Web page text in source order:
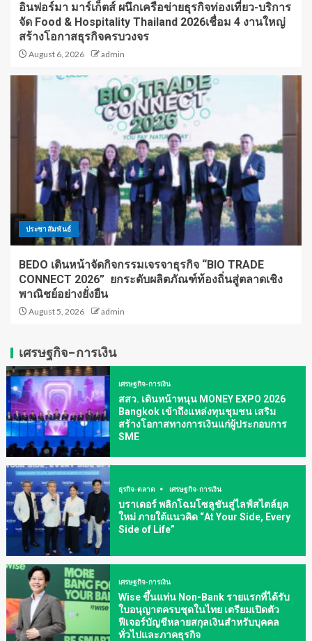
อินฟอร์มา มาร์เก็ตส์ ผนึกเครือข่ายธุรกิจท่องเที่ยว-บริการ
จัด Food & Hospitality Thailand 2026เชื่อม 4 งานใหญ่
สร้างโอกาสธุรกิจครบวงจร
August 6, 2026 admin
ประชาสัมพันธ์
BEDO เดินหน้าจัดกิจกรรมเจรจาธุรกิจ “BIO TRADE
CONNECT 2026” ยกระดับผลิตภัณฑ์ท้องถิ่นสู่ตลาดเชิง
พาณิชย์อย่างยั่งยืน
August 5, 2026 admin
เศรษฐกิจ-การเงิน
เศรษฐกิจ-การเงิน
สสว. เดินหน้าหนุน MONEY EXPO 2026
Bangkok เข้าถึงแหล่งทุนชุมชน เสริม
สร้างโอกาสทางการเงินแก่ผู้ประกอบการ
SME
ธุรกิจ-ตลาด เศรษฐกิจ-การเงิน
บราเดอร์ พลิกโฉมโซลูชันสู่ไลฟ์สไตล์ยุค
ใหม่ ภายใต้แนวคิด “At Your Side, Every
Side of Life”
เศรษฐกิจ-การเงิน
Wise ขึ้นแท่น Non-Bank รายแรกที่ได้รับ
ใบอนุญาตครบชุดในไทย เตรียมเปิดตัว
ฟีเจอร์บัญชีหลายสกุลเงินสำหรับบุคคล
ทั่วไปและภาคธุรกิจ